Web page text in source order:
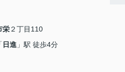
栄２丁目110
「 日進 」駅 徒歩4分